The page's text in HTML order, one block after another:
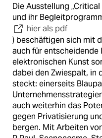
Die Ausstellung
und ihr
hier als pdf
) beschäftigen sich mit
auch für entscheidende
elektronischen Kunst
dabei den Zwiespalt, in
steckt: einerseits
auch weiterhin das
gegen Privatisierung
bergen. Mit Arbeiten